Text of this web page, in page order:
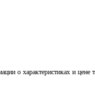
о характеристиках и цене